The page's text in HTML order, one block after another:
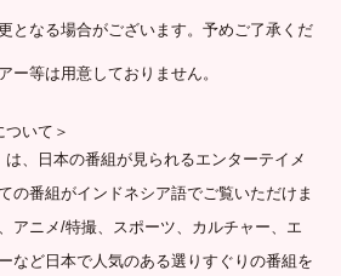
となる場合がございます。予めご了承くだ
等は用意しておりません。
ついて＞
は、
日本の番組が見られるエンターテイメ
の番組がインドネシア語でご覧いただけま
アニメ/特撮、スポーツ、カルチャー、エ
など日本で人気のある選りすぐりの番組を